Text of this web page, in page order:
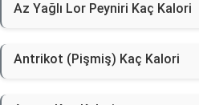
Az Yağlı Lor Peyniri Kaç Kalori
Antrikot (Pişmiş) Kaç Kalori